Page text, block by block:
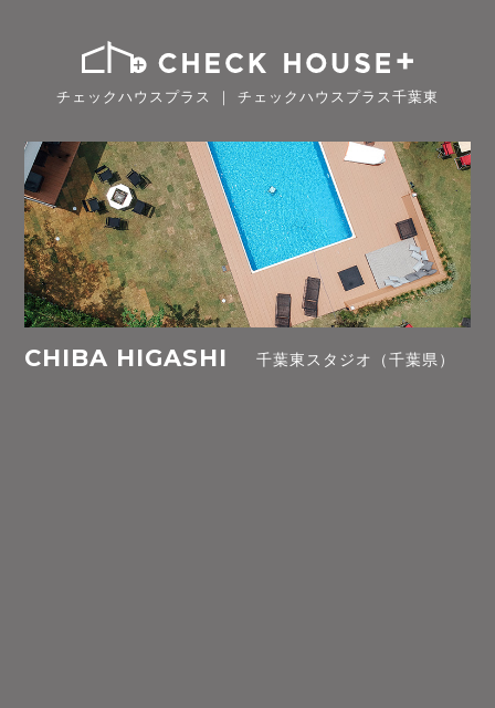
チェックハウスプラス ｜ チェックハウスプラス千葉東
CHIBA HIGASHI 千葉東スタジオ（千葉県）